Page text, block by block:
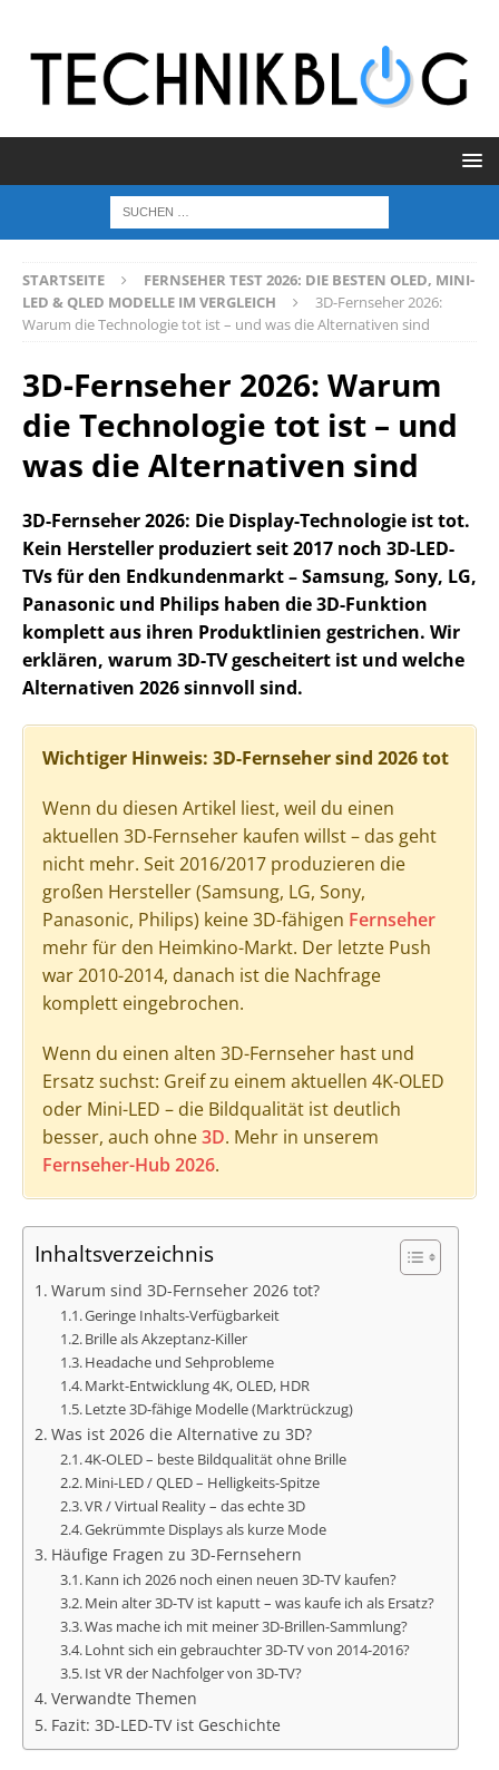
STARTSEITE
FERNSEHER TEST 2026: DIE BESTEN OLED, MINI-
LED & QLED MODELLE IM VERGLEICH
3D-Fernseher 2026:
Warum die Technologie tot ist – und was die Alternativen sind
3D-Fernseher 2026: Warum
die Technologie tot ist – und
was die Alternativen sind
3D-Fernseher 2026: Die Display-Technologie ist tot.
Kein Hersteller produziert seit 2017 noch 3D-LED-
TVs für den Endkundenmarkt – Samsung, Sony, LG,
Panasonic und Philips haben die 3D-Funktion
komplett aus ihren Produktlinien gestrichen. Wir
erklären, warum 3D-TV gescheitert ist und welche
Alternativen 2026 sinnvoll sind.
Wichtiger Hinweis: 3D-Fernseher sind 2026 tot
Wenn du diesen Artikel liest, weil du einen
aktuellen 3D-Fernseher kaufen willst – das geht
nicht mehr. Seit 2016/2017 produzieren die
großen Hersteller (Samsung, LG, Sony,
Panasonic, Philips) keine 3D-fähigen Fernseher
mehr für den Heimkino-Markt. Der letzte Push
war 2010-2014, danach ist die Nachfrage
komplett eingebrochen.
Wenn du einen alten 3D-Fernseher hast und
Ersatz suchst: Greif zu einem aktuellen 4K-OLED
oder Mini-LED – die Bildqualität ist deutlich
besser, auch ohne3D. Mehr in unserem
Fernseher-Hub 2026.
Inhaltsverzeichnis
Warum sind 3D-Fernseher 2026 tot?
Geringe Inhalts-Verfügbarkeit
Brille als Akzeptanz-Killer
Headache und Sehprobleme
Markt-Entwicklung 4K, OLED, HDR
Letzte 3D-fähige Modelle (Marktrückzug)
Was ist 2026 die Alternative zu 3D?
4K-OLED – beste Bildqualität ohne Brille
Mini-LED / QLED – Helligkeits-Spitze
VR / Virtual Reality – das echte 3D
Gekrümmte Displays als kurze Mode
Häufige Fragen zu 3D-Fernsehern
Kann ich 2026 noch einen neuen 3D-TV kaufen?
Mein alter 3D-TV ist kaputt – was kaufe ich als Ersatz?
Was mache ich mit meiner 3D-Brillen-Sammlung?
Lohnt sich ein gebrauchter 3D-TV von 2014-2016?
Ist VR der Nachfolger von 3D-TV?
Verwandte Themen
Fazit: 3D-LED-TV ist Geschichte